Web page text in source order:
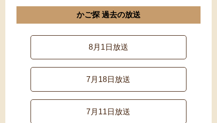
かご探 過去の放送
8月1日放送
7月18日放送
7月11日放送